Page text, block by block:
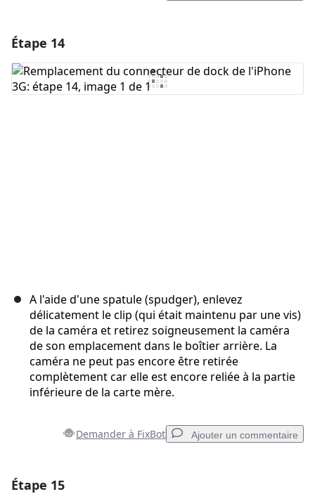
Ajouter un commentaire
Étape 14
A l'aide d'une spatule (spudger), enlevez
délicatement le clip (qui était maintenu par une vis)
de la caméra et retirez soigneusement la caméra
de son emplacement dans le boîtier arrière. La
caméra ne peut pas encore être retirée
complètement car elle est encore reliée à la partie
inférieure de la carte mère.
Demander à FixBot Ajouter un commentaire
Étape 15